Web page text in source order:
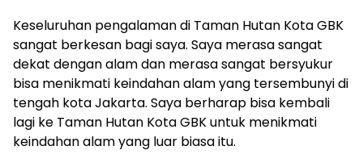
Keseluruhan pengalaman di Taman Hutan Kota GBK
sangat berkesan bagi saya. Saya merasa sangat
dekat dengan alam dan merasa sangat bersyukur
bisa menikmati keindahan alam yang tersembunyi di
tengah kota Jakarta. Saya berharap bisa kembali
lagi ke Taman Hutan Kota GBK untuk menikmati
keindahan alam yang luar biasa itu.